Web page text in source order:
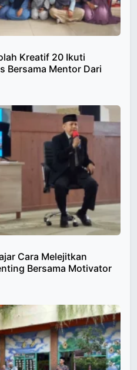
Kreatif 20 Ikuti
Bersama Mentor Dari
Cara Melejitkan
Bersama Motivator